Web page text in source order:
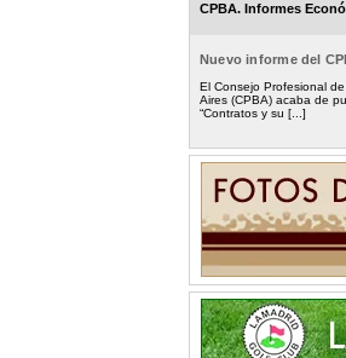
CPBA. Informes
Nuevo informe del
El Consejo Profesional
Aires (CPBA) acaba de
“Contratos y su [...]